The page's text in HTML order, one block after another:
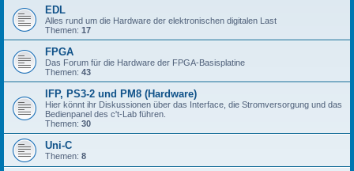
EDL
Alles rund um die Hardware der elektronischen digitalen Last
Themen: 17
FPGA
Das Forum für die Hardware der FPGA-Basisplatine
Themen: 43
IFP, PS3-2 und PM8 (Hardware)
Hier könnt ihr Diskussionen über das Interface, die Stromversorgung und das
Bedienpanel des c't-Lab führen.
Themen: 30
Uni-C
Themen: 8